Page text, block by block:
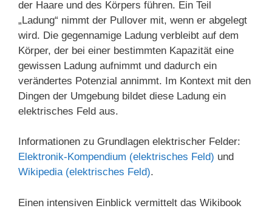
der Haare und des Körpers führen. Ein Teil
„Ladung“ nimmt der Pullover mit, wenn er abgelegt
wird. Die gegennamige Ladung verbleibt auf dem
Körper, der bei einer bestimmten Kapazität eine
gewissen Ladung aufnimmt und dadurch ein
verändertes Potenzial annimmt. Im Kontext mit den
Dingen der Umgebung bildet diese Ladung ein
elektrisches Feld aus.
Informationen zu Grundlagen elektrischer Felder:
Elektronik-Kompendium (elektrisches Feld) und
Wikipedia (elektrisches Feld).
Einen intensiven Einblick vermittelt das Wikibook